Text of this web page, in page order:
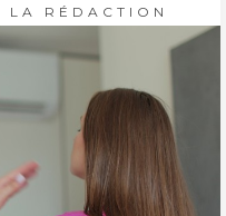
LA RÉDACTION